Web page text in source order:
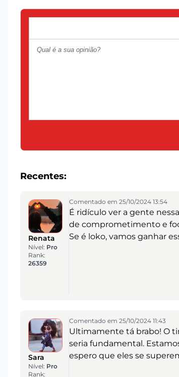
Recentes:
Renata
Nível: Pro
Rank:
26359
Comentado em 25/10/2024 13:54
É ridículo ver a gente
de comprometimento e
Se é loko, vamos ganhar
Sara
Nível: Pro
Rank:
Comentado em 25/10/2024 11:43
Ultimamente tá brabo! O
seria fundamental.
espero que eles se